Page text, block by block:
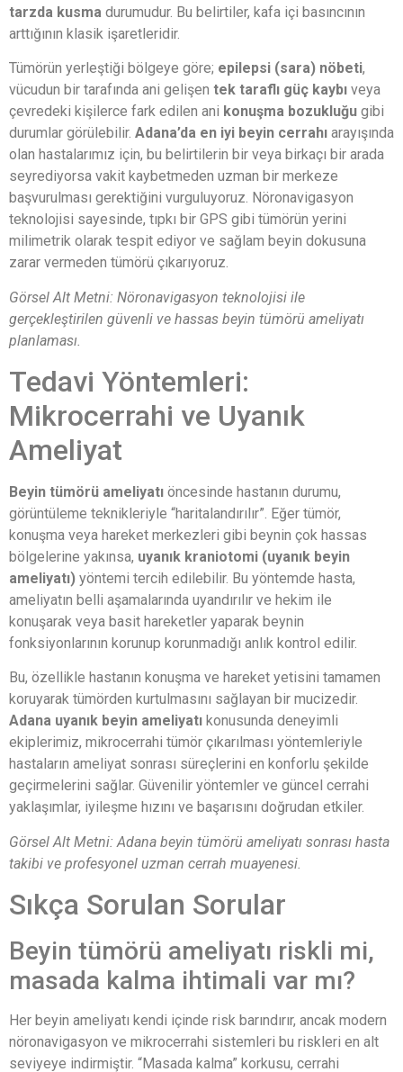
tarzda kusma durumudur. Bu belirtiler, kafa içi basıncının
arttığının klasik işaretleridir.
Tümörün yerleştiği bölgeye göre; epilepsi (sara) nöbeti,
vücudun bir tarafında ani gelişen tek taraflı güç kaybı veya
çevredeki kişilerce fark edilen ani konuşma bozukluğu gibi
durumlar görülebilir. Adana’da en iyi beyin cerrahı arayışında
olan hastalarımız için, bu belirtilerin bir veya birkaçı bir arada
seyrediyorsa vakit kaybetmeden uzman bir merkeze
başvurulması gerektiğini vurguluyoruz. Nöronavigasyon
teknolojisi sayesinde, tıpkı bir GPS gibi tümörün yerini
milimetrik olarak tespit ediyor ve sağlam beyin dokusuna
zarar vermeden tümörü çıkarıyoruz.
Görsel Alt Metni: Nöronavigasyon teknolojisi ile
gerçekleştirilen güvenli ve hassas beyin tümörü ameliyatı
planlaması.
Tedavi Yöntemleri:
Mikrocerrahi ve Uyanık
Ameliyat
Beyin tümörü ameliyatı öncesinde hastanın durumu,
görüntüleme teknikleriyle “haritalandırılır”. Eğer tümör,
konuşma veya hareket merkezleri gibi beynin çok hassas
bölgelerine yakınsa, uyanık kraniotomi (uyanık beyin
ameliyatı) yöntemi tercih edilebilir. Bu yöntemde hasta,
ameliyatın belli aşamalarında uyandırılır ve hekim ile
konuşarak veya basit hareketler yaparak beynin
fonksiyonlarının korunup korunmadığı anlık kontrol edilir.
Bu, özellikle hastanın konuşma ve hareket yetisini tamamen
koruyarak tümörden kurtulmasını sağlayan bir mucizedir.
Adana uyanık beyin ameliyatı konusunda deneyimli
ekiplerimiz, mikrocerrahi tümör çıkarılması yöntemleriyle
hastaların ameliyat sonrası süreçlerini en konforlu şekilde
geçirmelerini sağlar. Güvenilir yöntemler ve güncel cerrahi
yaklaşımlar, iyileşme hızını ve başarısını doğrudan etkiler.
Görsel Alt Metni: Adana beyin tümörü ameliyatı sonrası hasta
takibi ve profesyonel uzman cerrah muayenesi.
Sıkça Sorulan Sorular
Beyin tümörü ameliyatı riskli mi,
masada kalma ihtimali var mı?
Her beyin ameliyatı kendi içinde risk barındırır, ancak modern
nöronavigasyon ve mikrocerrahi sistemleri bu riskleri en alt
seviyeye indirmiştir. “Masada kalma” korkusu, cerrahi